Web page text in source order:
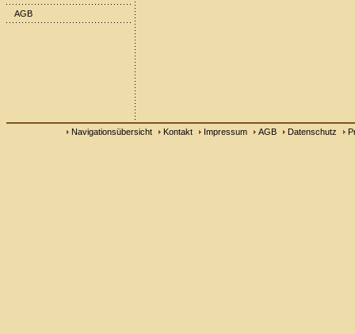
AGB
Navigationsübersicht Kontakt Impressum AGB Datenschutz